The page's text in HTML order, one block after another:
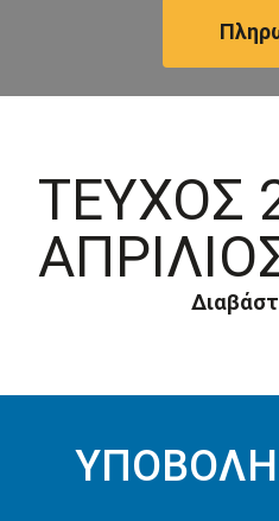
ΤΕΥΧΟΣ